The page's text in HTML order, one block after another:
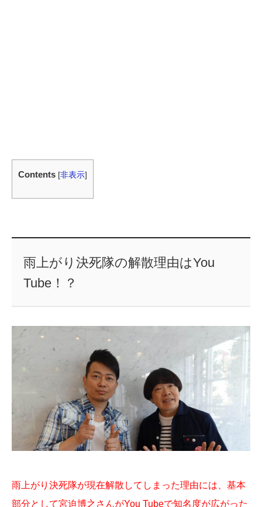
Contents [非表示]
雨上がり決死隊の解散理由はYou
Tube！？
雨上がり決死隊が現在解散してしまった理由には、基本
部分として宮迫博之さんがYou Tubeで知名度が広がった